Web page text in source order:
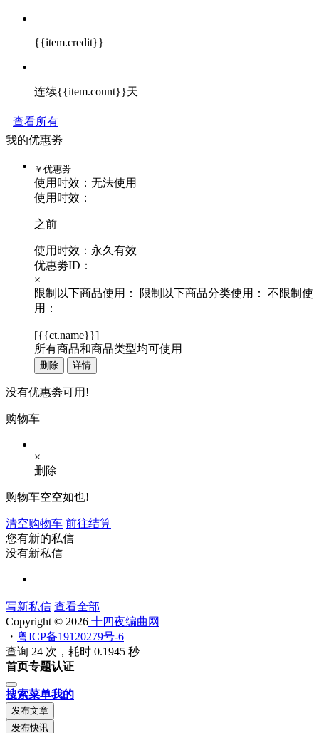
{{item.credit}}
连续{{item.count}}天
查看所有
我的优惠劵
￥ 优惠劵
使用时效： 无法使用
使用时效：
之前
使用时效：永久有效
优惠劵ID：
×
限制以下商品使用：
限制以下商品分类使用：
不限制使
用：
[{{ct.name}}]
所有商品和商品类型均可使用
删除 详情
没有优惠劵可用!
购物车
×
删除
购物车空空如也!
清空购物车 前往结算
您有新的私信
没有新私信
写新私信 查看全部
Copyright © 2026 十四夜编曲网
・ 粤ICP备19120279号-6
查询 24 次，耗时 0.1945 秒
首页专题认证
搜索菜单我的
发布文章
发布快讯